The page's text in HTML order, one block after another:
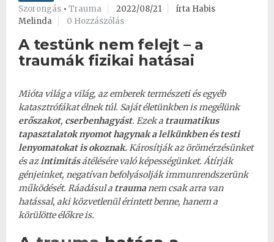
Szorongás • Trauma 2022/08/21
írta Habis
Melinda
0 Hozzászólás
A testünk nem felejt – a
traumák fizikai hatásai
Mióta világ a világ, az emberek természeti és egyéb
katasztrófákat élnek túl. Saját életünkben is megélünk
erőszakot, cserbenhagyást. Ezek a traumatikus
tapasztalatok nyomot hagynak a lelkünkben és testi
lenyomatokat is okoznak.Károsítják az örömérzésünket
és azintimitásátélésére való képességünket. Átírják
génjeinket, negatívan befolyásolják immunrendszerünk
működését. Ráadásul a traumanem csak arra van
hatással, aki közvetlenül érintett benne, hanem a
körülötte élőkre is.